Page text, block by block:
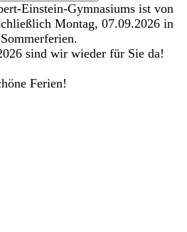
Einstein-Gymnasiums ist von
Montag, 07.09.2026 in
sind wir wieder für Sie da!
Ferien!